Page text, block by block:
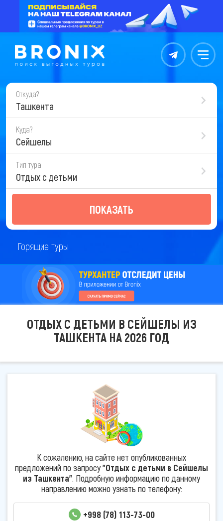
Контакты Меню
Откуда?
Ташкента
Куда?
Сейшелы
Тип тура
Отдых с детьми
ПОКАЗАТЬ
Горящие туры
ОТДЫХ С ДЕТЬМИ В СЕЙШЕЛЫ ИЗ
ТАШКЕНТА НА 2026 ГОД
К сожалению, на сайте нет опубликованных
предложений по запросу"Отдых с детьми в Сейшелы
из Ташкента". Подробную информацию по данному
направлению можно узнать по телефону:
+998 (78) 113-73-00